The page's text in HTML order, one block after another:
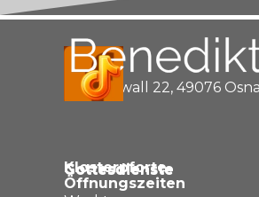
Hasetorwall 22, 49076
Klosterpforte
Öffnungszeiten
Gottesdienste
Gottesdienste